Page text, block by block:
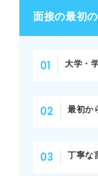
面接の最初
大学・
最初か
丁寧な